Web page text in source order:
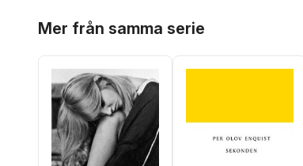
Mer från samma serie